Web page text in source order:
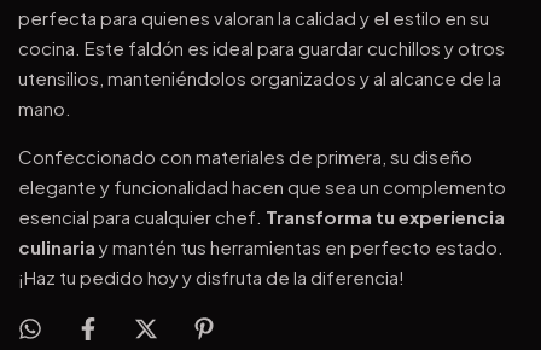
perfecta para quienes valoran la calidad y el estilo en su
cocina. Este faldón es ideal para guardar cuchillos y otros
utensilios, manteniéndolos organizados y al alcance de la
mano.
Confeccionado con materiales de primera, su diseño
elegante y funcionalidad hacen que sea un complemento
esencial para cualquier chef. Transforma tu experiencia
culinaria y mantén tus herramientas en perfecto estado.
¡Haz tu pedido hoy y disfruta de la diferencia!